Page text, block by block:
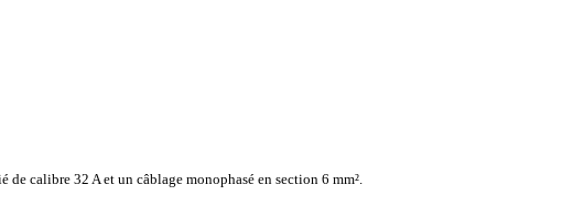
calibre 32 A et un câblage monophasé en section 6 mm².